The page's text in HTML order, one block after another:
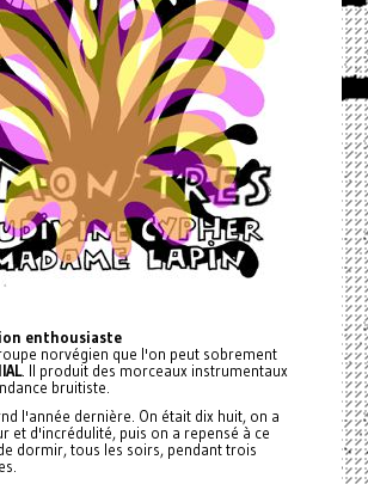
enthousiaste
norvégien que l'on peut sobrement
. Il produit des morceaux instrumentaux
bruitiste.
l'année dernière. On était dix huit, on a
et d'incrédulité, puis on a repensé à ce
dormir, tous les soirs, pendant trois